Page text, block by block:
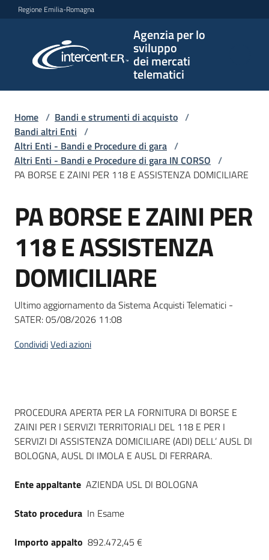
Vai al contenuto
Vai alla navigazione
Vai al footer
Regione Emilia-Romagna
Agenzia per lo
sviluppo
dei mercati
telematici
per lo
sviluppo
telematici
L'Agenzia
Bandi
strumenti
acquisto
Supporto
English
site
Seguici
Home / Bandi e strumenti di acquisto /
Bandi altri Enti /
Altri Enti - Bandi e Procedure di gara /
Altri Enti - Bandi e Procedure di gara IN CORSO /
PA BORSE E ZAINI PER 118 E ASSISTENZA DOMICILIARE
Salta al contenuto
PA BORSE E ZAINI PER
118 E ASSISTENZA
DOMICILIARE
Ultimo aggiornamento da Sistema Acquisti Telematici -
SATER:05/08/2026 11:08
CondividiVedi azioni
Dati del bando
PROCEDURA APERTA PER LA FORNITURA DI BORSE E
ZAINI PER I SERVIZI TERRITORIALI DEL 118 E PER I
SERVIZI DI ASSISTENZA DOMICILIARE (ADI) DELL’ AUSL DI
BOLOGNA, AUSL DI IMOLA E AUSL DI FERRARA.
Ente appaltante AZIENDA USL DI BOLOGNA
Stato procedura In Esame
Importo appalto 892.472,45 €